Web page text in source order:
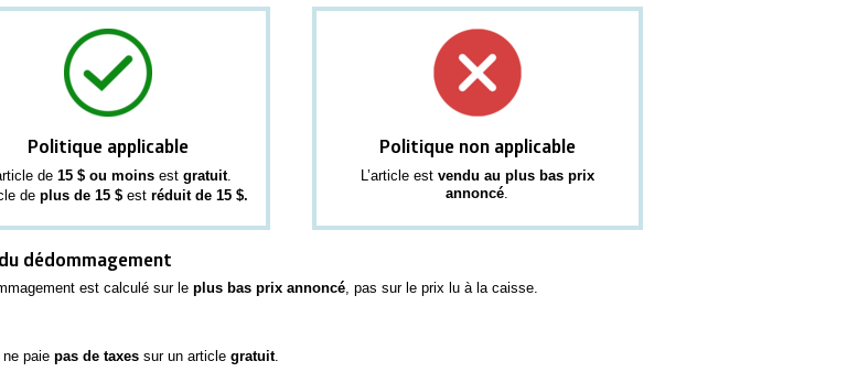
Politique applicable
de 15 $ ou moinsest gratuit.
de plus de 15 $ est réduit de 15 $.
Politique non applicable
L’article est vendu au plus bas prix
annoncé
dédommagement
est calculé sur le plus bas prix annoncé, pas sur le prix lu à la caisse.
paie pas de taxes sur un article gratuit.